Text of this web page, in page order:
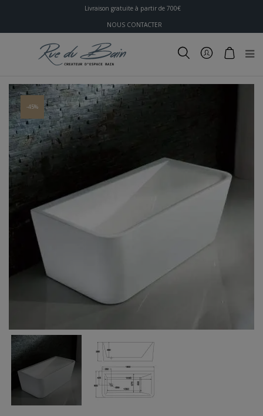
Livraison gratuite à partir de 700€
NOUS CONTACTER
-45%